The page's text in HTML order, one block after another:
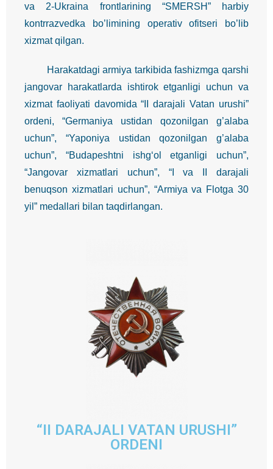
va 2-Ukraina frontlarining “SMERSH” harbiy
kontrrazvedka bo’limining operativ ofitseri bo’lib
xizmat qilgan.
Harakatdagi armiya tarkibida fashizmga qarshi
jangovar harakatlarda ishtirok etganligi uchun va
xizmat faoliyati davomida “II darajali Vatan urushi”
ordeni, “Germaniya ustidan qozonilgan g’alaba
uchun”, “Yaponiya ustidan qozonilgan g’alaba
uchun”, “Budapeshtni ishg‘ol etganligi uchun”,
“Jangovar xizmatlari uchun”, “I va II darajali
benuqson xizmatlari uchun”, “Armiya va Flotga 30
yil” medallari bilan taqdirlangan.
“II DARAJALI VATAN URUSHI”
ORDENI